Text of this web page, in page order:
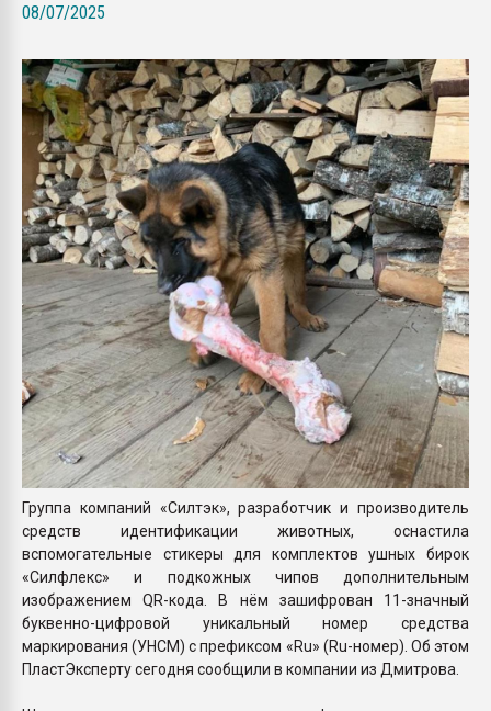
08/07/2025
Группа компаний «Силтэк», разработчик и производитель
средств идентификации животных, оснастила
вспомогательные стикеры для комплектов ушных бирок
«Силфлекс» и подкожных чипов дополнительным
изображением QR-кода. В нём зашифрован 11-значный
буквенно-цифровой уникальный номер средства
маркирования (УНСМ) с префиксом «Ru» (Ru-номер). Об этом
ПластЭксперту сегодня сообщили в компании из Дмитрова.